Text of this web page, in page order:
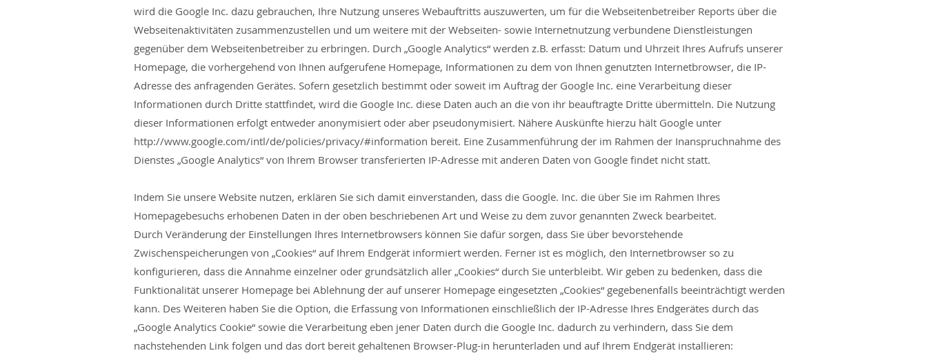
wird die Google Inc. dazu gebrauchen, Ihre Nutzung unseres Webauftritts auszuwerten, um für die Webseitenbetreiber Reports über die
Webseitenaktivitäten zusammenzustellen und um weitere mit der Webseiten- sowie Internetnutzung verbundene Dienstleistungen
gegenüber dem Webseitenbetreiber zu erbringen. Durch „Google Analytics“ werden z.B. erfasst: Datum und Uhrzeit Ihres Aufrufs unserer
Homepage, die vorhergehend von Ihnen aufgerufene Homepage, Informationen zu dem von Ihnen genutzten Internetbrowser, die IP-
Adresse des anfragenden Gerätes. Sofern gesetzlich bestimmt oder soweit im Auftrag der Google Inc. eine Verarbeitung dieser
Informationen durch Dritte stattfindet, wird die Google Inc. diese Daten auch an die von ihr beauftragte Dritte übermitteln. Die Nutzung
dieser Informationen erfolgt entweder anonymisiert oder aber pseudonymisiert. Nähere Auskünfte hierzu hält Google unter
http://www.google.com/intl/de/policies/privacy/#information bereit. Eine Zusammenführung der im Rahmen der Inanspruchnahme des
Dienstes „Google Analytics“ von Ihrem Browser transferierten IP-Adresse mit anderen Daten von Google findet nicht statt.
Indem Sie unsere Website nutzen, erklären Sie sich damit einverstanden, dass die Google. Inc. die über Sie im Rahmen Ihres
Homepagebesuchs erhobenen Daten in der oben beschriebenen Art und Weise zu dem zuvor genannten Zweck bearbeitet.
Durch Veränderung der Einstellungen Ihres Internetbrowsers können Sie dafür sorgen, dass Sie über bevorstehende
Zwischenspeicherungen von „Cookies“ auf Ihrem Endgerät informiert werden. Ferner ist es möglich, den Internetbrowser so zu
konfigurieren, dass die Annahme einzelner oder grundsätzlich aller „Cookies“ durch Sie unterbleibt. Wir geben zu bedenken, dass die
Funktionalität unserer Homepage bei Ablehnung der auf unserer Homepage eingesetzten „Cookies“ gegebenenfalls beeinträchtigt werden
kann. Des Weiteren haben Sie die Option, die Erfassung von Informationen einschließlich der IP-Adresse Ihres Endgerätes durch das
„Google Analytics Cookie“ sowie die Verarbeitung eben jener Daten durch die Google Inc. dadurch zu verhindern, dass Sie dem
nachstehenden Link folgen und das dort bereit gehaltenen Browser-Plug-in herunterladen und auf Ihrem Endgerät installieren: